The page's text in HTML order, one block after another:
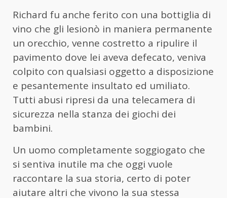
Richard fu anche ferito con una bottiglia di
vino che gli lesionò in maniera permanente
un orecchio, venne costretto a ripulire il
pavimento dove lei aveva defecato, veniva
colpito con qualsiasi oggetto a disposizione
e pesantemente insultato ed umiliato.
Tutti abusi ripresi da una telecamera di
sicurezza nella stanza dei giochi dei
bambini.
Un uomo completamente soggiogato che
si sentiva inutile ma che oggi vuole
raccontare la sua storia, certo di poter
aiutare altri che vivono la sua stessa